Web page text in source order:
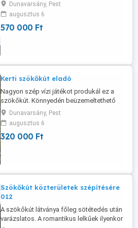
szobor és az enyhe vízcsobogás
megteremtik a békés, luxus hangulatot.
Tökéletes fókuszpont nappali kertekbe,
Dunavarsány, Pest
augusztus 6
570 000 Ft
Kerti szökőkút eladó
Nagyon szép vízi játékot produkál ez a
szökőkút. Könnyedén beüzemeltethető
csak egy keringető szivattyú és egy
áramforás kell a beüzemeltetéséhez. A
szökőkút műkőből készült, teljes
mértékben ellenáll az idő
Dunavarsány, Pest
augusztus 6
320 000 Ft
Szökőkút közterületek szépítésére
012
A szökőkút látványa főleg sötétedés után
varázslatos. A romantikus lelkűek ilyenkor